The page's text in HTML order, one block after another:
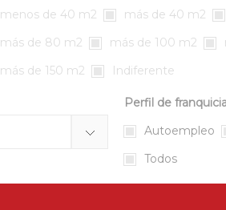
menos de 40 m2
más de 40 m2
más de 80 m2
más de 100 m2
más de 150 m2
Indiferente
Perfil de
Autoempleo
Todos